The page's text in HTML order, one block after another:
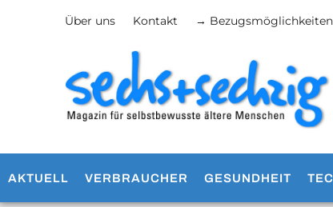
Über uns Kontakt → Bezugsmöglichkeiten
AKTUELL VERBRAUCHER GESUNDHEIT